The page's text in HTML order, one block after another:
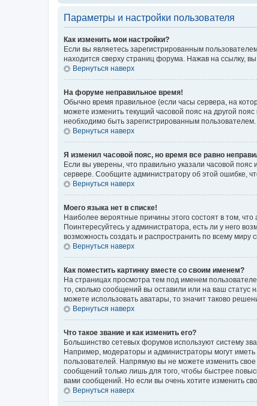
Параметры и настройки пользователя
Как изменить мои настройки?
Если вы являетесь зарегистрированным
находится сверху страниц форума. Нажав на ссылку,
Вернуться наверх
На форуме неправильное время!
Обычно время правильное (если часы сервера, на
можете изменить текущий часовой пояс на другой
необходимо быть зарегистрированным
Вернуться наверх
Я изменил часовой пояс, но время все равно
Если вы уверены, что правильно указали часовой пояс
сервере. Сообщите администратору об этой ошибке,
Вернуться наверх
Моего языка нет в списке!
Наиболее вероятные причины этого состоят в том,
Поинтересуйтесь у администратора, есть ли у него
возможность создать и распространить по всему
Вернуться наверх
Как поместить картинку вместе со своим именем?
На страницах просмотра тем под именем
то, сколько сообщений вы оставили или на ваш статус
можете использовать аватары, то значит таково
Вернуться наверх
Что такое звание и как изменить его?
Большинство сетевых форумов используют систему
Например, модераторы и администраторы могут
пользователей. Напрямую вы не можете изменить
сообщений только лишь для того, чтобы быстрее
вами сообщений. Но если вы очень хотите изменить
Вернуться наверх